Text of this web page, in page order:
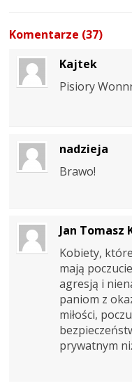
Komentarze (37)
Kajtek
Pisiory
nadzieja
Brawo!
Jan Tomasz
Kobiety,
mają
agresją i
paniom z
miłości,
prywatnym